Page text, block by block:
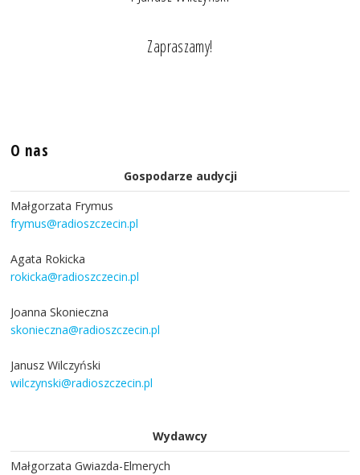
Zapraszamy!
O nas
Gospodarze audycji
Małgorzata Frymus
frymus@radioszczecin.pl
Agata Rokicka
rokicka@radioszczecin.pl
Joanna Skonieczna
skonieczna@radioszczecin.pl
Janusz Wilczyński
wilczynski@radioszczecin.pl
Wydawcy
Małgorzata Gwiazda-Elmerych